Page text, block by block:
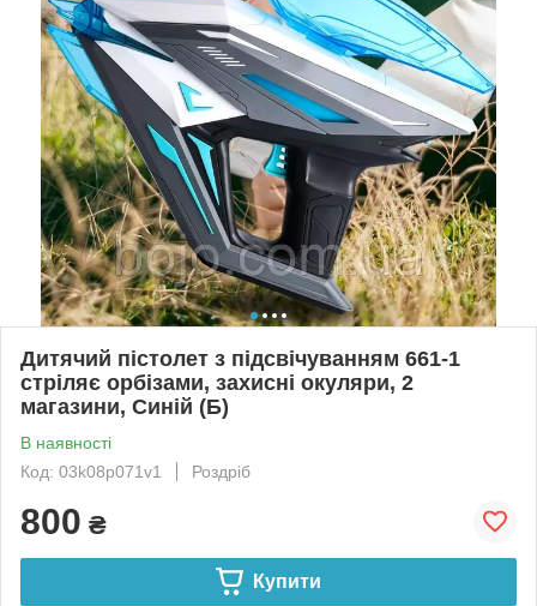
Дитячий пістолет з підсвічуванням 661-1
стріляє орбізами, захисні окуляри, 2
магазини, Синій (Б)
В наявності
Код: 03k08p071v1
Роздріб
800 ₴
Купити